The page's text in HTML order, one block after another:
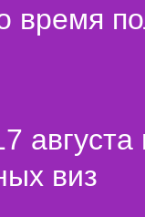
время
августа
виз